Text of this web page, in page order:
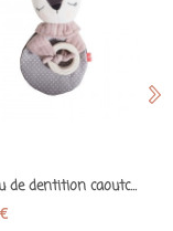
Anneau de dentition caoutchouc et son petit...